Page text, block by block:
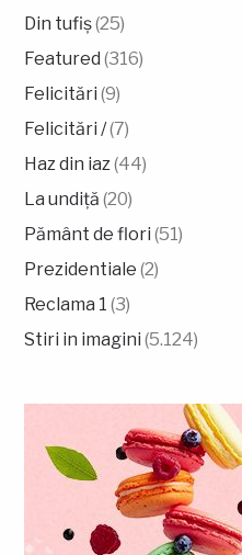
Din tufiș(25)
Featured (316)
Felicitări (9)
Felicitări /(7)
Haz din iaz (44)
La undiță (20)
Pământ de flori (51)
Prezidentiale (2)
Reclama 1 (3)
Stiri in imagini (5.124)